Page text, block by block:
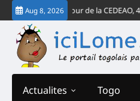
Skip
to
content
Aug 8, 2026
de la Cour de la CEDEAO, 43
Actualites Togo